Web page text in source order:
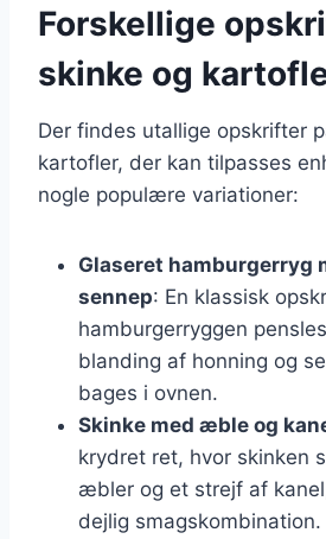
Forskellige
skinke og
Der findes utallige opskrifter
kartofler, der kan tilpasses
nogle populære variationer:
Glaseret hamburgerryg
sennep: En klassisk
hamburgerryggen
blanding af honning og
bages i ovnen.
Skinke med æble og
krydret ret, hvor skinken
æbler og et strejf af
dejlig smagskombination.